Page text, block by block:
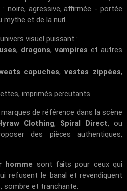
noire, agressive, affirmée - portée
mythe et de la nuit.
visuel puissant :
, dragons, vampires et autres
capuches,vestes zippées,
imprimés percutants
de référence dans la scène
Clothing, Spiral Direct, ou
des pièces authentiques,
homme sont faits pour ceux qui
refusent le banal et revendiquent
sombre et tranchante.